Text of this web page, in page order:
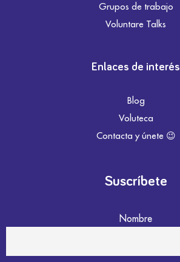
Grupos de trabajo
Voluntare Talks
Enlaces de interés
Blog
Voluteca
Contacta y únete 😉
Suscríbete
Nombre